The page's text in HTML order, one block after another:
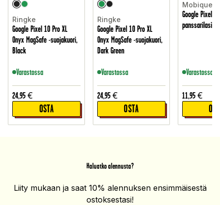
Ringke
Google Pixel 10 Pro XL
Onyx MagSafe -suojakuori,
Black
Varastossa
24,95 €
OSTA
Ringke
Google Pixel 10 Pro XL
Onyx MagSafe -suojakuori,
Dark Green
Varastossa
24,95 €
OSTA
Mobique
Google Pixel
panssarilasi /
Varastossa
11,95 €
Haluatko alennusta?
Liity mukaan ja saat 10% alennuksen ensimmäisestä
ostoksestasi!